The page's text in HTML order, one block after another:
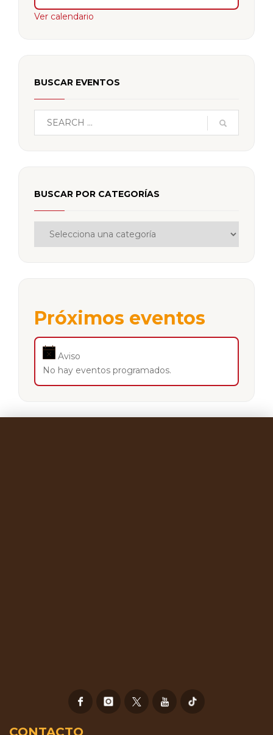
Ver calendario
BUSCAR EVENTOS
BUSCAR POR CATEGORÍAS
Próximos eventos
Aviso
No hay eventos programados.
CONTACTO